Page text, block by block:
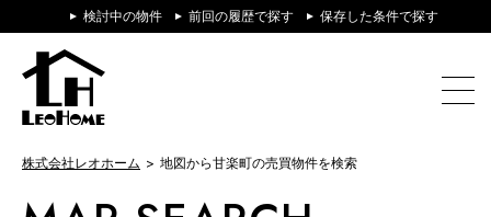
検討中の物件 前回の履歴で探す 保存した条件で探す
株式会社レオホーム 地図から甘楽町の売買物件を検索